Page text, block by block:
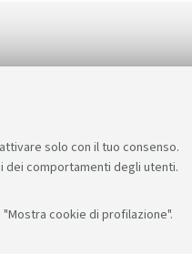
solo con il tuo consenso.
dei comportamenti degli utenti.
cookie di profilazione".